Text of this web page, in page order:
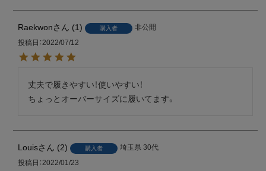
Raekwon 1 購入者
非公開
投稿日 2022/07/12
丈夫で履きやすい！使いやすい！
ちょっとオーバーサイズに履いてます。
Louis 2 購入者 埼玉県 30代
投稿日 2022/01/23